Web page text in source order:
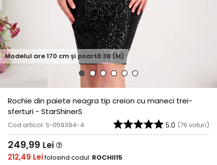
Modelul are170 cm și poartă 38 (M)
Rochie din paiete neagra tip creion cu maneci trei-
sferturi - StarShinerS
Cod articol: S-059394-4 5.0 (76 voturi)
249,99 Lei
212,49 Leifolosind codul: ROCHII15